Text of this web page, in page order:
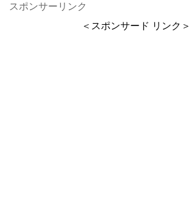
スポンサーリンク
＜スポンサード リンク＞